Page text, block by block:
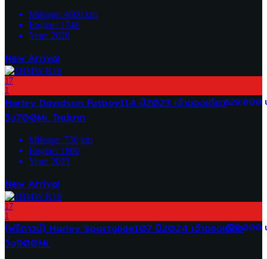
Mileage: 4600 km
Engine: 1746
Year: 2020
New Arrival
17
1
829,000
Harley Davidson Fatboy114 ปี2023 เจ้าของเดียว
วิ่ง700Mi. ใหม่มาก
Mileage: 730 km
Engine: 1800
Year: 2023
New Arrival
17
1
679,000
(ฟรีดาวน์) Harley Sportglide107 ปี2024 เจ้าของเดียว
วิ่ง900Mi.